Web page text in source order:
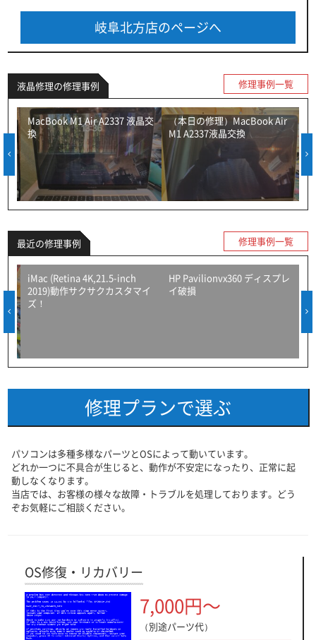
岐阜北方店のページへ
液晶修理の修理事例 修理事例一覧
MacBook M1 Air A2337 液晶交
換
（本日の修理）MacBook Air
M1 A2337液晶交換
最近の修理事例 修理事例一覧
iMac (Retina 4K,21.5-inch
2019)動作サクサクカスタマイ
ズ！
HP Pavilionvx360 ディスプレ
イ破損
修理プランで選ぶ
パソコンは多種多様なパーツとOSによって動いています。
どれか一つに不具合が生じると、動作が不安定になったり、正常に起
動しなくなります。
当店では、お客様の様々な故障・トラブルを処理しております。どう
ぞお気軽にご相談ください。
OS修復・リカバリー
7,000円～
（別途パーツ代）